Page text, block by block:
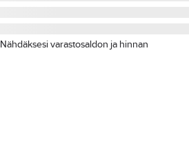
Nähdäksesi varastosaldon ja hinnan